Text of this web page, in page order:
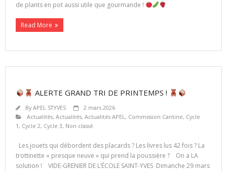
de plants en pot aussi utile que gourmande !
Read More
ALERTE GRAND TRI DE PRINTEMPS !
ByAPEL STYVES
2 mars 2026
Actualités, Actualités, Actualités APEL, Commission Cantine, Cycle
1, Cycle 2, Cycle 3, Non classé
Les jouets qui débordent des placards ? Les livres lus 42 fois ? La
trottinette « presque neuve » qui prend la poussière ? On a LA
solution ! VIDE-GRENIER DE L’ÉCOLE SAINT-YVES Dimanche 29 mars